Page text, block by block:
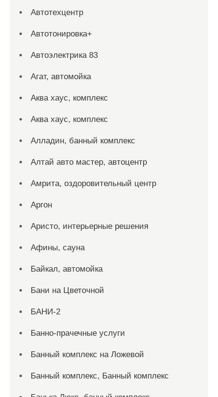
Автотехцентр
Автотонировка+
Автоэлектрика 83
Агат, автомойка
Аква хаус, комплекс
Аква хаус, комплекс
Алладин, банный комплекс
Алтай авто мастер, автоцентр
Амрита, оздоровительный центр
Аргон
Аристо, интерьерные решения
Афины, сауна
Байкал, автомойка
Бани на Цветочной
БАНИ-2
Банно-прачечные услуги
Банный комплекс на Ложевой
Банный комплекс, Банный комплекс